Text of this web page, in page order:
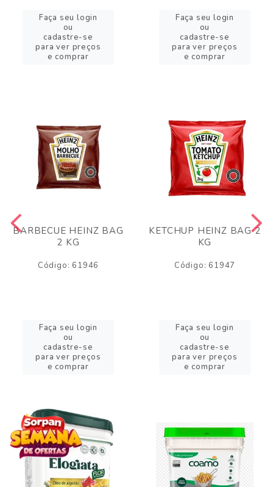
Faça seu login
ou
cadastre-se
para ver preços
e comprar
Faça seu login
ou
cadastre-se
para ver preços
e comprar
BARBECUE HEINZ BAG
2 KG
Código: 61946
Faça seu login
ou
cadastre-se
para ver preços
e comprar
KETCHUP HEINZ BAG 2
KG
Código: 61947
Faça seu login
ou
cadastre-se
para ver preços
e comprar